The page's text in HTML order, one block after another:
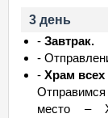
3 день
- Завтрак.
-
- Храм всех
место –